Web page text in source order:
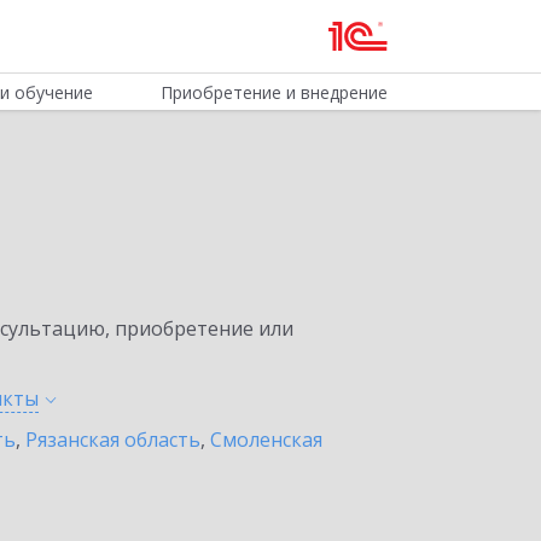
обучение Приобретение и внедрение
приобретение или
, Рязанская область, Смоленская